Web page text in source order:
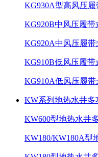
KG930A型高风压
KG920B中风压履带
KG920A中风压履
KG910B低风压履带
KG910A低风压履
KW系列地热水井多
KW600型地热水井
KW180/KW180A型